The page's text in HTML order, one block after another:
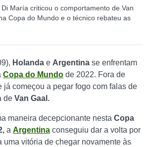
María criticou o comportamento de Van
Copa do Mundo e o técnico rebateu as
Holanda e Argentina se enfrentam
Copa do Mundo de 2022. Fora de
já começou a pegar fogo com falas de
de Van Gaal.
maneira decepcionante nesta Copa
a Argentina conseguiu dar a volta por
uma vitória de chegar novamente às